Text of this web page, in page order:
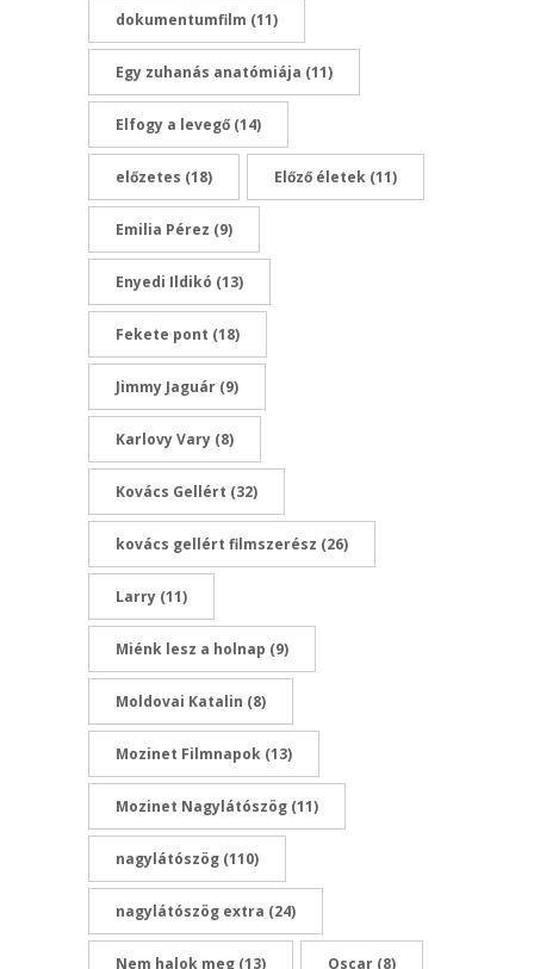
dokumentumfilm (11)
Egy zuhanás anatómiája (11)
Elfogy a levegő (14)
előzetes (18) Előző életek (11)
Emilia Pérez (9)
Enyedi Ildikó (13)
Fekete pont (18)
Jimmy Jaguár (9)
Karlovy Vary (8)
Kovács Gellért (32)
kovács gellért filmszerész (26)
Larry (11)
Miénk lesz a holnap (9)
Moldovai Katalin (8)
Mozinet Filmnapok (13)
Mozinet Nagylátószög (11)
nagylátószög (110)
nagylátószög extra (24)
Nem halok meg (13) Oscar (8)